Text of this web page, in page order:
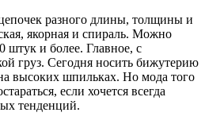
разного длины, толщины и
якорная и спираль. Можно
штук и более. Главное, с
груз. Сегодня носить бижутерию
высоких шпильках. Но мода того
если хочется всегда
тенденций.